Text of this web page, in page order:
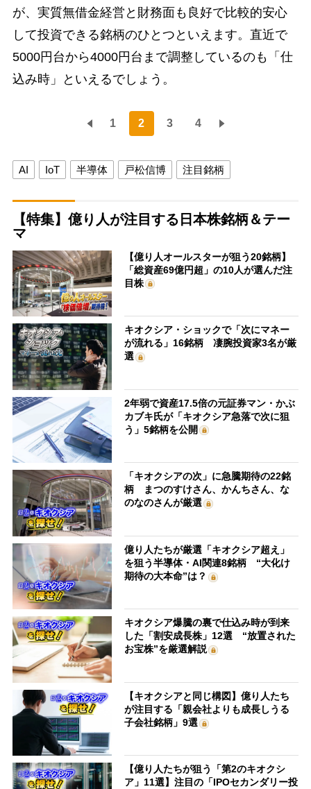
が、実質無借金経営と財務面も良好で比較的安心
して投資できる銘柄のひとつといえます。直近で
5000円台から4000円台まで調整しているのも「仕
込み時」といえるでしょう。
1 2 3 4
AI IoT 半導体 戸松信博 注目銘柄
【特集】億り人が注目する日本株銘柄＆テー
マ
【億り人オールスターが狙う20銘柄】
「総資産69億円超」の10人が選んだ注
目株
キオクシア・ショックで「次にマネー
が流れる」16銘柄 凄腕投資家3名が厳
選
2年弱で資産17.5倍の元証券マン・かぶ
カブキ氏が「キオクシア急落で次に狙
う」5銘柄を公開
「キオクシアの次」に急騰期待の22銘
柄 まつのすけさん、かんちさん、な
のなのさんが厳選
億り人たちが厳選「キオクシア超え」
を狙う半導体・AI関連8銘柄 “大化け
期待の大本命”は？
キオクシア爆騰の裏で仕込み時が到来
した「割安成長株」12選 “放置された
お宝株”を厳選解説
【キオクシアと同じ構図】億り人たち
が注目する「親会社よりも成長しうる
子会社銘柄」9選
【億り人たちが狙う「第2のキオクシ
ア」11選】注目の「IPOセカンダリー投